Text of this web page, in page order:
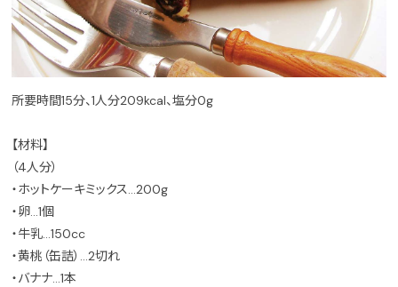
所要時間15分、1人分209kcal、塩分0g
【材料】
（4人分）
・ホットケーキミックス…200g
・卵…1個
・牛乳…150cc
・黄桃（缶詰）…2切れ
・バナナ…1本